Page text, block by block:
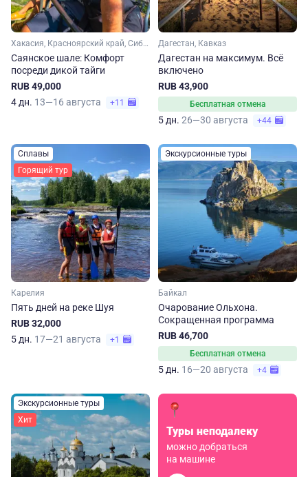
Хакасия, Красноярский край, Сибирь
Саянское шале: Комфорт
посреди дикой тайги
RUB 49,000
4 дн. 13—16 августа +11
Дагестан, Кавказ
Дагестан на максимум. Вcё
включено
RUB 43,900
Бесплатная отмена
5 дн. 26—30 августа +44
Сплавы
Горящий тур
Карелия
Пять дней на реке Шуя
RUB 32,000
5 дн. 17—21 августа +1
Экскурсионные туры
Байкал
Очарование Ольхона.
Сокращенная программа
RUB 46,700
Бесплатная отмена
5 дн. 16—20 августа +4
Экскурсионные туры
Хит
Туры неподалеку
можно добраться
на машине